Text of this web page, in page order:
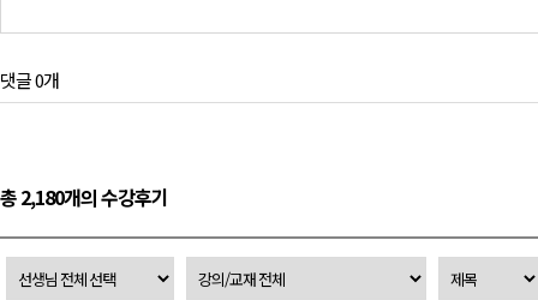
댓글 0개
총 2,180개의 수강후기